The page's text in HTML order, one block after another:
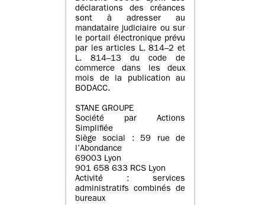
déclarations des créances
sont à adresser au
mandataire judiciaire ou sur
le portail électronique prévu
par les articles L. 814–2 et
L. 814–13 du code de
commerce dans les deux
mois de la publication au
BODACC.
STANE GROUPE
Société par Actions
Simplifiée
Siège social : 59 rue de
l’Abondance
69003 Lyon
901 658 633 RCS Lyon
Activité : services
administratifs combinés de
bureaux